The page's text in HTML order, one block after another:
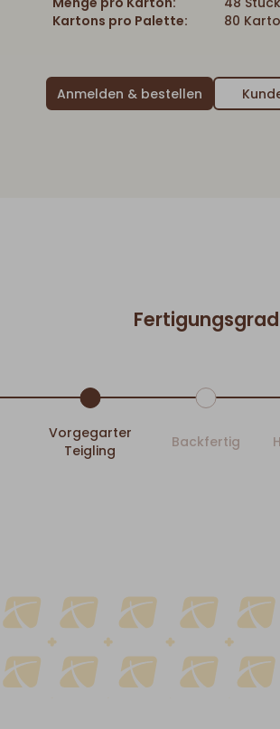
Kartons pro Palette:
80
Fertigungsgrad
Vorgegarter
Teigling
Backfertig